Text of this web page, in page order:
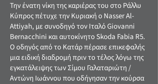
Την ένατη νίκη της καριέρας του στο Ράλλυ
Κύπρος πέτυχε την Κυριακή ο Nasser Al-
Attiyah, με συνοδηγό τον Ιταλό Giovanni
Bernacchini και αυτοκίνητο Skoda Fabia R5.
Ο οδηγός από το Κατάρ πέρασε επικεφαλής
μια ειδική διαδρομή πριν το τέλος λόγω της
εγκατάλειψης των Σίμου Γαλαταριώτη /
Αντώνη Ιωάννου που οδήγησαν την κούρσα